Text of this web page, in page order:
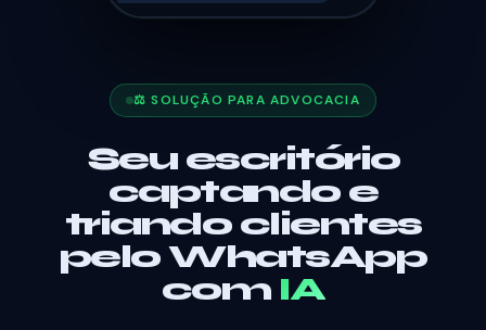
⚖️ SOLUÇÃO PARA ADVOCACIA
Seu escritório
captando e
triando clientes
pelo WhatsApp
com IA